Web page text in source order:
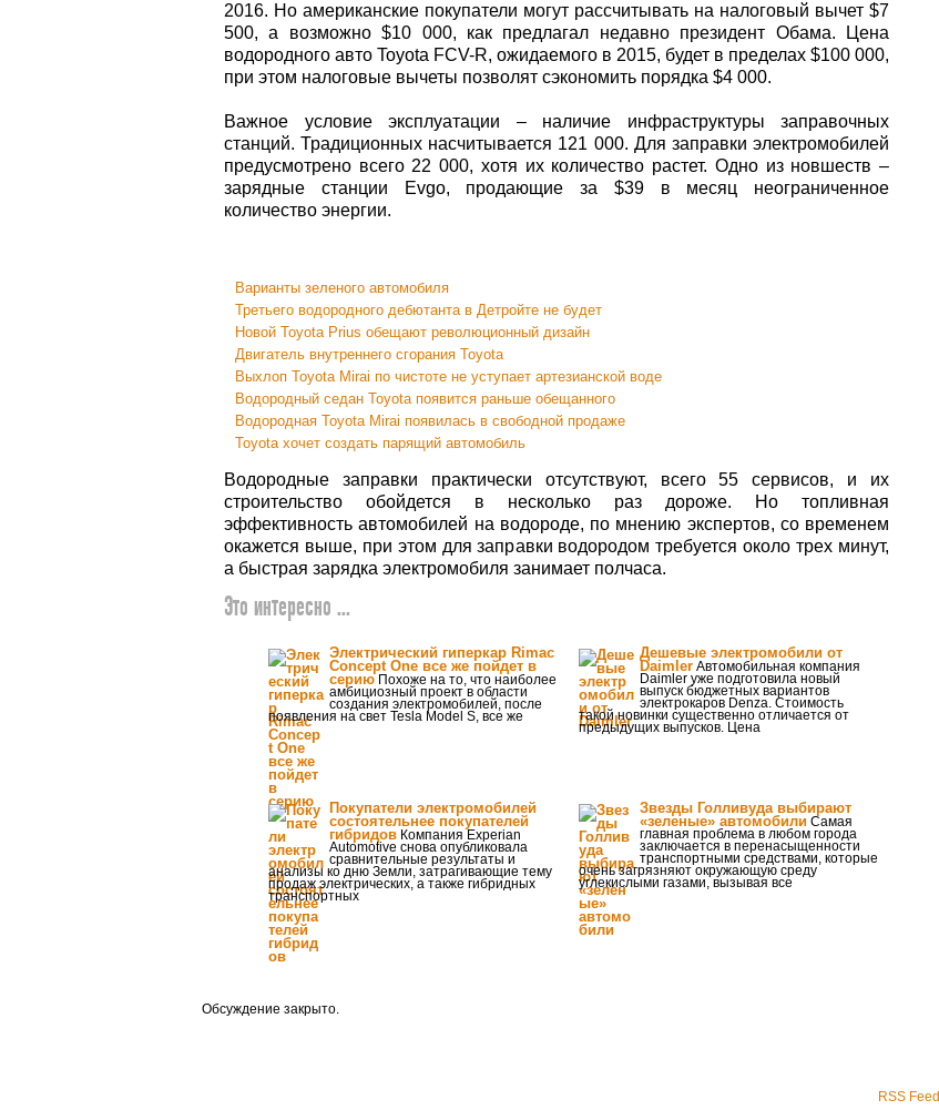
2016. Но американские покупатели могут рассчитывать на налоговый вычет $7
500, а возможно $10 000, как предлагал недавно президент Обама. Цена
водородного авто Toyota FCV-R, ожидаемого в 2015, будет в пределах $100 000,
при этом налоговые вычеты позволят сэкономить порядка $4 000.
Важное условие эксплуатации – наличие инфраструктуры заправочных
станций. Традиционных насчитывается 121 000. Для заправки электромобилей
предусмотрено всего 22 000, хотя их количество растет. Одно из новшеств –
зарядные станции Evgo, продающие за $39 в месяц неограниченное
количество энергии.
Варианты зеленого автомобиля
Третьего водородного дебютанта в Детройте не будет
Новой Toyota Prius обещают революционный дизайн
Двигатель внутреннего сгорания Toyota
Выхлоп Toyota Mirai по чистоте не уступает артезианской воде
Водородный седан Toyota появится раньше обещанного
Водородная Toyota Mirai появилась в свободной продаже
Toyota хочет создать парящий автомобиль
Водородные заправки практически отсутствуют, всего 55 сервисов, и их
строительство обойдется в несколько раз дороже. Но топливная
эффективность автомобилей на водороде, по мнению экспертов, со временем
окажется выше, при этом для заправки водородом требуется около трех минут,
а быстрая зарядка электромобиля занимает полчаса.
Это интересно ...
Электрический гиперкар Rimac
Concept One все же пойдет в
серию Похоже на то, что наиболее
амбициозный проект в области
создания электромобилей, после
появления на свет Tesla Model S, все же
Дешевые электромобили от
Daimler Автомобильная компания
Daimler уже подготовила новый
выпуск бюджетных вариантов
электрокаров Denza. Стоимость
такой новинки существенно отличается от
предыдущих выпусков. Цена
Покупатели электромобилей
состоятельнее покупателей
гибридов Компания Experian
Automotive снова опубликовала
сравнительные результаты и
анализы ко дню Земли, затрагивающие тему
продаж электрических, а также гибридных
транспортных
Звезды Голливуда выбирают
«зеленые» автомобили Самая
главная проблема в любом города
заключается в перенасыщенности
транспортными средствами, которые
очень загрязняют окружающую среду
углекислыми газами, вызывая все
Обсуждение закрыто.
RSS Feed